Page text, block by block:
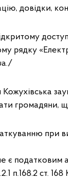
довідки,
рядку
громадяни,
при
є податковим
п.168.2 ст.